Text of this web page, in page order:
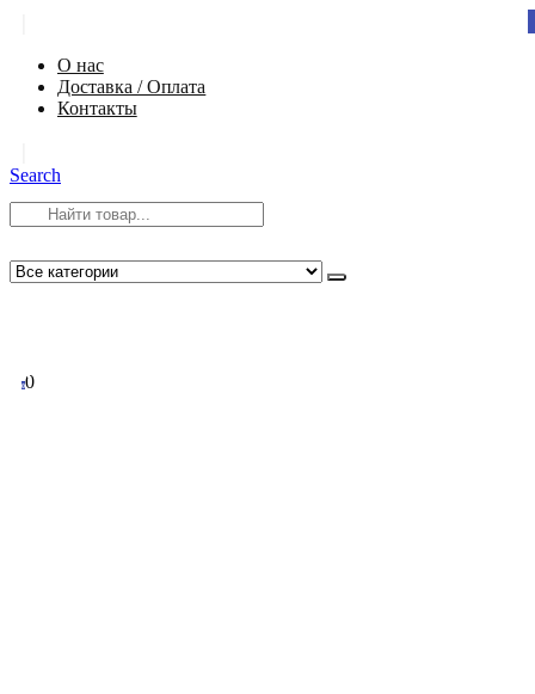
О нас
Доставка / Оплата
Контакты
Search
00